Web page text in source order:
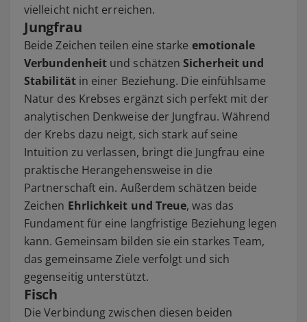
vielleicht nicht erreichen.
Jungfrau
Beide Zeichen teilen eine starke emotionale
Verbundenheit und schätzenSicherheit und
Stabilitätin einer Beziehung. Die einfühlsame
Natur des Krebses ergänzt sich perfekt mit der
analytischen Denkweise der Jungfrau. Während
der Krebs dazu neigt, sich stark auf seine
Intuition zu verlassen, bringt die Jungfrau eine
praktische Herangehensweise in die
Partnerschaft ein. Außerdem schätzen beide
Zeichen Ehrlichkeit und Treue, was das
Fundament für eine langfristige Beziehung legen
kann. Gemeinsam bilden sie ein starkes Team,
das gemeinsame Ziele verfolgt und sich
gegenseitig unterstützt.
Fisch
Die Verbindung zwischen diesen beiden